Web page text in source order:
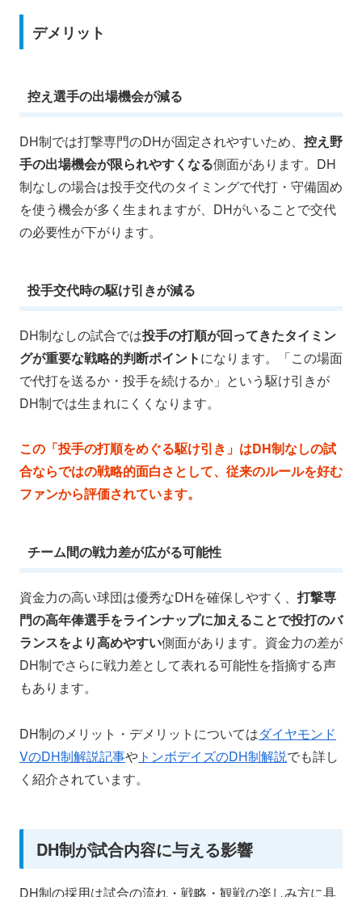
デメリット
控え選手の出場機会が減る
DH制では打撃専門のDHが固定されやすいため、 控え野
手の出場機会が限られやすくなる側面があります。DH
制なしの場合は投手交代のタイミングで代打・守備固め
を使う機会が多く生まれますが、DHがいることで交代
の必要性が下がります。
投手交代時の駆け引きが減る
DH制なしの試合では投手の打順が回ってきたタイミン
グが重要な戦略的判断ポイントになります。「この場面
で代打を送るか・投手を続けるか」という駆け引きが
DH制では生まれにくくなります。
この「投手の打順をめぐる駆け引き」はDH制なしの試
合ならではの戦略的面白さとして、従来のルールを好む
ファンから評価されています。
チーム間の戦力差が広がる可能性
資金力の高い球団は優秀なDHを確保しやすく、 打撃専
門の高年俸選手をラインナップに加えることで投打のバ
ランスをより高めやすい側面があります。資金力の差が
DH制でさらに戦力差として表れる可能性を指摘する声
もあります。
DH制のメリット・デメリットについてはダイヤモンド
VのDH制解説記事や トンボデイズのDH制解説でも詳し
く紹介されています。
DH制が試合内容に与える影響
DH制の採用は試合の流れ・戦略・観戦の楽しみ方に具